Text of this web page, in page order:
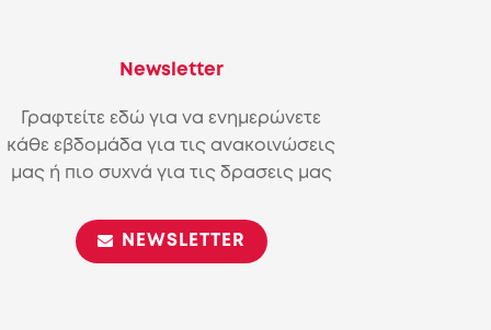
Newsletter
Γραφτείτε εδώ για να ενημερώνετε
κάθε εβδομάδα για τις ανακοινώσεις
μας ή πιο συχνά για τις δρασεις μας
NEWSLETTER